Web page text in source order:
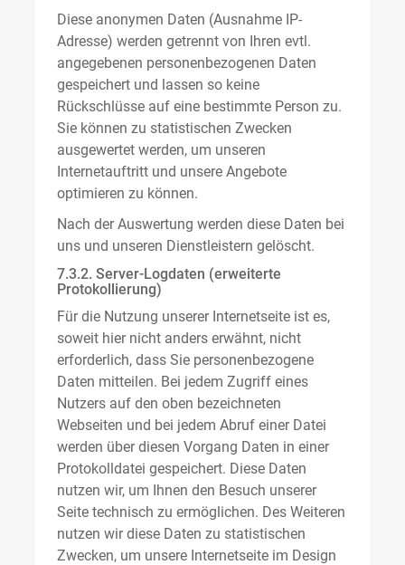
Diese anonymen Daten (Ausnahme IP-
Adresse) werden getrennt von Ihren evtl.
angegebenen personenbezogenen Daten
gespeichert und lassen so keine
Rückschlüsse auf eine bestimmte Person zu.
Sie können zu statistischen Zwecken
ausgewertet werden, um unseren
Internetauftritt und unsere Angebote
optimieren zu können.
Nach der Auswertung werden diese Daten bei
uns und unseren Dienstleistern gelöscht.
7.3.2. Server-Logdaten (erweiterte
Protokollierung)
Für die Nutzung unserer Internetseite ist es,
soweit hier nicht anders erwähnt, nicht
erforderlich, dass Sie personenbezogene
Daten mitteilen. Bei jedem Zugriff eines
Nutzers auf den oben bezeichneten
Webseiten und bei jedem Abruf einer Datei
werden über diesen Vorgang Daten in einer
Protokolldatei gespeichert. Diese Daten
nutzen wir, um Ihnen den Besuch unserer
Seite technisch zu ermöglichen. Des Weiteren
nutzen wir diese Daten zu statistischen
Zwecken, um unsere Internetseite im Design